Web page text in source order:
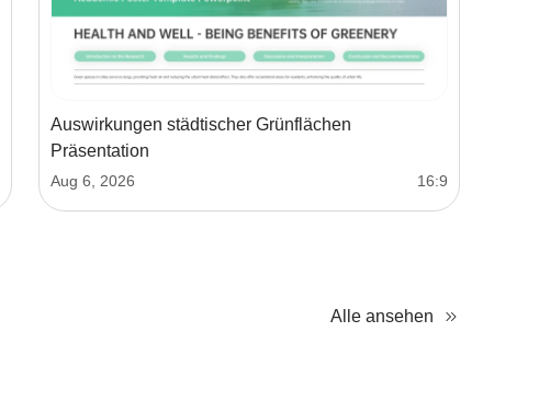
Auswirkungen städtischer Grünflächen
Präsentation
Aug 6, 2026 16:9
Alle ansehen